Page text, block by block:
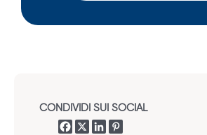
CONDIVIDI SUI SOCIAL